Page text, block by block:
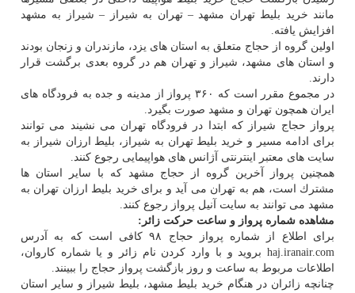
مانند خرید بلیط تهران مشهد – تهران به شیراز – شیراز به مشهد
افزایش یافته.
اولین گروه از حجاج متعلق به استان های یزد، مازندران و زنجان بودند
و استان های مشهد، شیراز و تهران هم در گروه بعدی برگشت قرار
دارند.
در مجموع مقرر است كه ۳۶۰ پرواز از مدینه و جده به فرودگاه های
ایران همچون تهران و مشهد صورت بگیرد.
پرواز حجاج شیراز كه ابتدا در فرودگاه تهران می نشیند می توانند
برای ادامه مسیر و خرید بلیط تهران به شیراز، بلیط ارزان شیراز به
سایت های معتبر اینترنتی آژانس های هواپیمایی رجوع كنند.
همچنین پرواز آخرین گروه از حجاج مشهد كه با سایر استان ها
مشترك است، هم به تهران می آید و برای خرید بلیط ارزان تهران به
مشهد می توانند به سایت آنیل پرواز رجوع كنند.
مشاهده شماره پرواز و ساعت حركت زائر:
برای اطلاع از شماره پرواز حجاج ۹۸ كافی است كه به آدرس
haj.iranair.com بروید و با وارد كردن نام زائر و یا شماره كاروان،
اطلاعات مربوط به ساعت و روز بازگشت پرواز حجاج را ببینند.
چنانچه زائران در هنگام خرید بلیط مشهد، بلیط شیراز و سایر استان